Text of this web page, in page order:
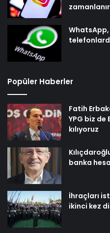
Popüler Haberler
Fatih
YPG biz de
kılıyoruz
banka
İhraçları
ikinci kez